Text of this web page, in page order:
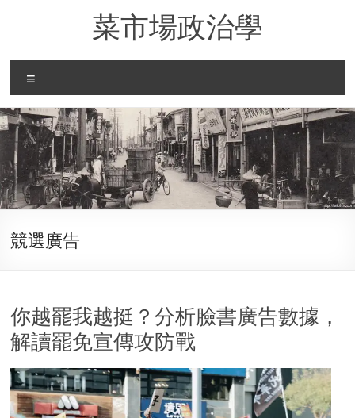
菜市場政治學
競選廣告
你越罷我越挺？分析臉書廣告數據，
解讀罷免宣傳攻防戰